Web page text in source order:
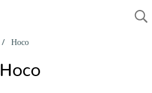
Hoco
Hoco